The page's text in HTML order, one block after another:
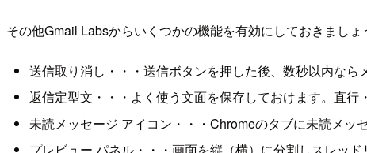
その他Gmail Labsからいくつかの機能を有効にしておきましょ
送信取り消し・・・送信ボタンを押した後、数秒以内なら
返信定型文・・・よく使う文面を保存しておけます。直行
未読メッセージ アイコン・・・Chromeのタブに未読メッ